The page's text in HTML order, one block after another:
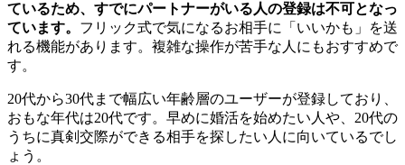
ているため、すでにパートナーがいる人の登録は不可となっ
ています。 フリック式で気になるお相手に「いいかも」を送
れる機能があります。複雑な操作が苦手な人にもおすすめで
す。
20代から30代まで幅広い年齢層のユーザーが登録しており、
おもな年代は20代です。早めに婚活を始めたい人や、20代の
うちに真剣交際ができる相手を探したい人に向いているでし
ょう。